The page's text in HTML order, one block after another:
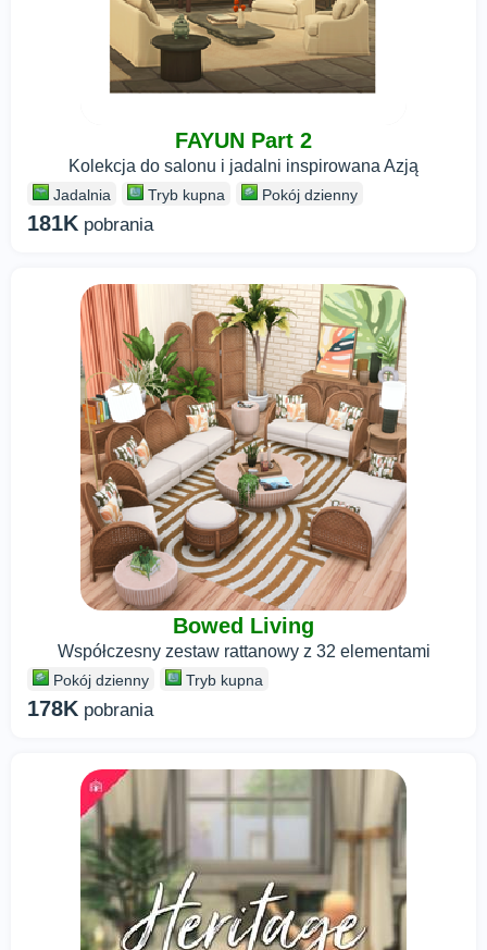
FAYUN Part 2
Kolekcja do salonu i jadalni inspirowana Azją
Jadalnia Tryb kupna Pokój dzienny
181K pobrania
Bowed Living
Współczesny zestaw rattanowy z 32 elementami
Pokój dzienny Tryb kupna
178K pobrania